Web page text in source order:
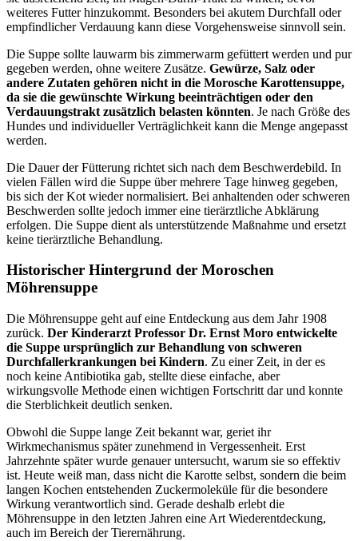
weiteres Futter hinzukommt. Besonders bei akutem Durchfall oder
empfindlicher Verdauung kann diese Vorgehensweise sinnvoll sein.
Die Suppe sollte lauwarm bis zimmerwarm gefüttert werden und pur
gegeben werden, ohne weitere Zusätze. Gewürze, Salz oder
andere Zutaten gehören nicht in die Morosche Karottensuppe,
da sie die gewünschte Wirkung beeinträchtigen oder den
Verdauungstrakt zusätzlich belasten könnten. Je nach Größe des
Hundes und individueller Verträglichkeit kann die Menge angepasst
werden.
Die Dauer der Fütterung richtet sich nach dem Beschwerdebild. In
vielen Fällen wird die Suppe über mehrere Tage hinweg gegeben,
bis sich der Kot wieder normalisiert. Bei anhaltenden oder schweren
Beschwerden sollte jedoch immer eine tierärztliche Abklärung
erfolgen. Die Suppe dient als unterstützende Maßnahme und ersetzt
keine tierärztliche Behandlung.
Historischer Hintergrund der Moroschen
Möhrensuppe
Die Möhrensuppe geht auf eine Entdeckung aus dem Jahr 1908
zurück. Der Kinderarzt Professor Dr. Ernst Moro entwickelte
die Suppe ursprünglich zur Behandlung von schweren
Durchfallerkrankungen bei Kindern. Zu einer Zeit, in der es
noch keine Antibiotika gab, stellte diese einfache, aber
wirkungsvolle Methode einen wichtigen Fortschritt dar und konnte
die Sterblichkeit deutlich senken.
Obwohl die Suppe lange Zeit bekannt war, geriet ihr
Wirkmechanismus später zunehmend in Vergessenheit. Erst
Jahrzehnte später wurde genauer untersucht, warum sie so effektiv
ist. Heute weiß man, dass nicht die Karotte selbst, sondern die beim
langen Kochen entstehenden Zuckermoleküle für die besondere
Wirkung verantwortlich sind. Gerade deshalb erlebt die
Möhrensuppe in den letzten Jahren eine Art Wiederentdeckung,
auch im Bereich der Tierernährung.